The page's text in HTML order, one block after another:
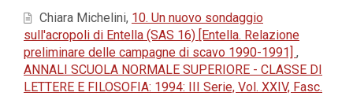
Chiara Michelini, 10. Un nuovo sondaggio
sull'acropoli di Entella (SAS 16) [Entella. Relazione
preliminare delle campagne di scavo 1990-1991] ,
ANNALI SCUOLA NORMALE SUPERIORE - CLASSE DI
LETTERE E FILOSOFIA: 1994: III Serie, Vol. XXIV, Fasc.